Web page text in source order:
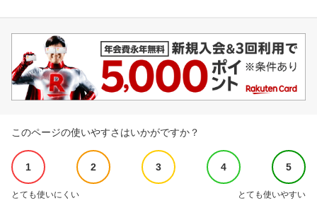
このページの使いやすさはいかがですか？
1 2 3 4 5
とても使いにくい とても使いやすい